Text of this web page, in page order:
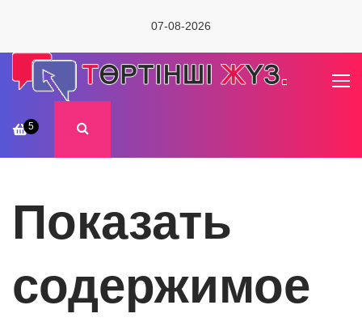
07-08-2026
5
Показать
содержимое